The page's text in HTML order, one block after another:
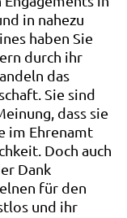
in nahezu
haben Sie
durch ihr
das
Sie sind
dass sie
im Ehrenamt
Doch auch
Dank
für den
und ihr